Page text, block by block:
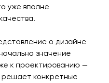
уже вполне
о дизайне
значение
к проектированию —
решает конкретные